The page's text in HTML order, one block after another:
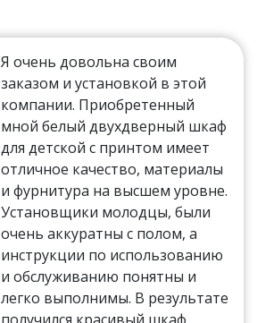
Я очень довольна своим
заказом и установкой в этой
компании. Приобретенный
мной белый двухдверный шкаф
для детской с принтом имеет
отличное качество, материалы
и фурнитура на высшем уровне.
Установщики молодцы, были
очень аккуратны с полом, а
инструкции по использованию
и обслуживанию понятны и
легко выполнимы. В результате